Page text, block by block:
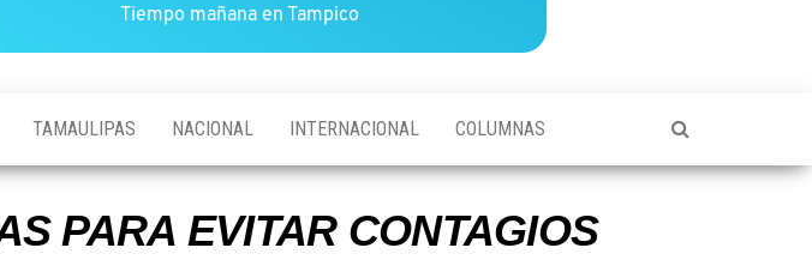
Tiempo mañana en Tampico
TAMAULIPAS NACIONAL INTERNACIONAL COLUMNAS
PARA EVITAR CONTAGIOS